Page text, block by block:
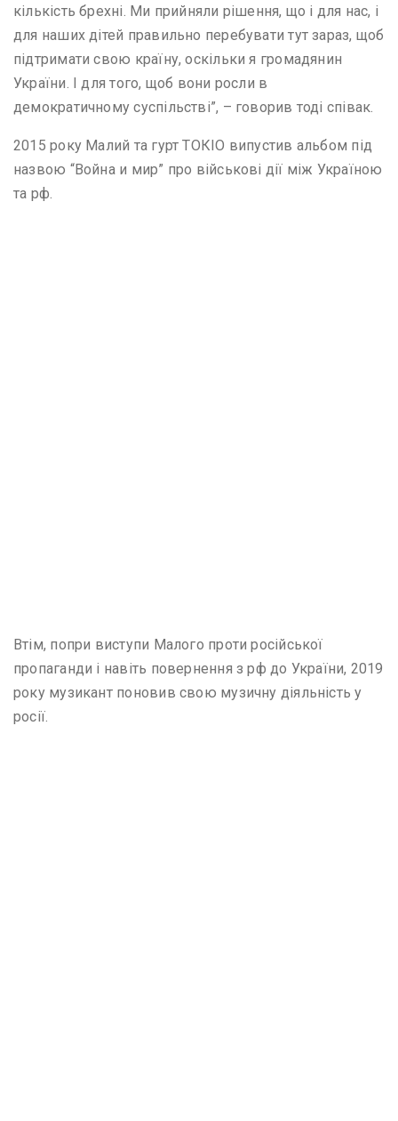
кількість брехні. Ми прийняли рішення, що і для нас, і
для наших дітей правильно перебувати тут зараз, щоб
підтримати свою країну, оскільки я громадянин
України. І для того, щоб вони росли в
демократичному суспільстві”, – говорив тоді співак.
2015 року Малий та гурт ТОКІО випустив альбом під
назвою “Война и мир” про військові дії між Україною
та рф.
Втім, попри виступи Малого проти російської
пропаганди і навіть повернення з рф до України, 2019
року музикант поновив свою музичну діяльність у
росії.